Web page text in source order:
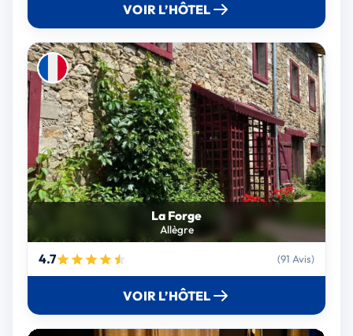
VOIR L’HÔTEL
La Forge
Allègre
4.7 (91 Avis)
VOIR L’HÔTEL